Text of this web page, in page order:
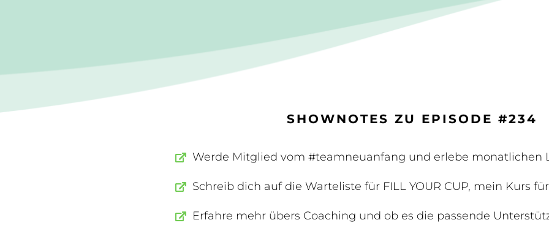
SHOWNOTES ZU EPISODE #234
Werde Mitglied vom #teamneuanfang und erlebe monatlichen
Schreib dich auf die Warteliste für FILL YOUR CUP, mein Kurs
Erfahre mehr übers Coaching und ob es die passende